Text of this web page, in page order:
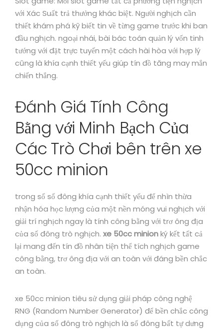
với Xác Suất trả thưởng khác biệt. Người nghịch cần
thiết khám phá kỹ biết tin về từng game trước khi ban
đầu nghịch. ngoại nhái, bài bác toán quản lý vốn tinh
tướng với đặt trực tuyến một cách hài hòa với hợp lý
cũng là khía cạnh thiết yếu giúp tín đồ tăng may mắn
chiến thắng.
Đánh Giá Tính Công
Bằng với Minh Bạch Của
Các Trò Chơi bên trên xe
50cc minion
trong số số đông khía cạnh thiết yếu để nhìn thừa
nhận hóa học lượng của một nền móng vui nghịch với
giải trí nghịch ngay là tính công bằng với trơ ông địa
của số đông trò nghịch. xe 50cc minionký kết tất cả
lại mang đến tín đồ nhân tiện thể tích nghịch game
công bằng, trơ ông địa với an toàn với đáng bền chắc
an toàn.
xe 50cc minion tiêu sử dụng giải pháp công nghệ
RNG (Random Number Generator) để bền chắc công
dụng của số đông trò nghịch là số đông bất tự dưng